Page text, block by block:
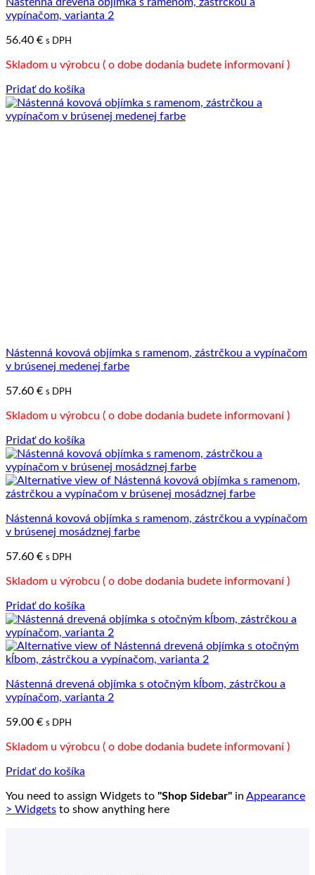
Nástenná drevená objímka s ramenom, zástrčkou a
vypínačom, varianta 2
56.40 € s DPH
Skladom u výrobcu ( o dobe dodania budete informovaní )
Pridať do košíka
Nástenná kovová objímka s ramenom, zástrčkou a vypínačom
v brúsenej medenej farbe
57.60 € s DPH
Skladom u výrobcu ( o dobe dodania budete informovaní )
Pridať do košíka
Nástenná kovová objímka s ramenom, zástrčkou a vypínačom
v brúsenej mosádznej farbe
57.60 € s DPH
Skladom u výrobcu ( o dobe dodania budete informovaní )
Pridať do košíka
Nástenná drevená objímka s otočným kĺbom, zástrčkou a
vypínačom, varianta 2
59.00 € s DPH
Skladom u výrobcu ( o dobe dodania budete informovaní )
Pridať do košíka
You need to assign Widgets to "Shop Sidebar" in Appearance
> Widgets to show anything here